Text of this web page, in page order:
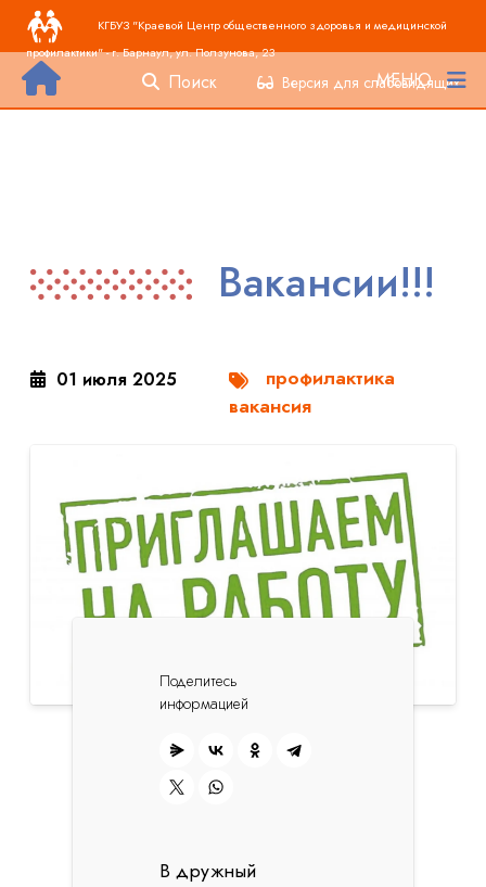
Перейти к основному содержанию
Основная навигация
КГБУЗ "Краевой Центр общественного здоровья и медицинской
профилактики" - г. Барнаул, ул. Ползунова, 23
Поиск Версия для слабовидящих
МЕНЮ
Вакансии!!!
01 июля 2025
профилактика
вакансия
Поделитесь
информацией
В дружный